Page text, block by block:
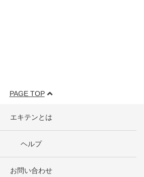
PAGE TOP
エキテンとは
ヘルプ
お問い合わせ